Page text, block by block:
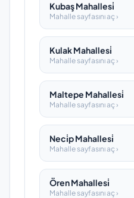
Kubaş Mahallesi̇
Mahalle sayfasını aç ›
Kulak Mahallesi̇
Mahalle sayfasını aç ›
Maltepe Mahallesi̇
Mahalle sayfasını aç ›
Neci̇p Mahallesi̇
Mahalle sayfasını aç ›
Ören Mahallesi̇
Mahalle sayfasını aç ›